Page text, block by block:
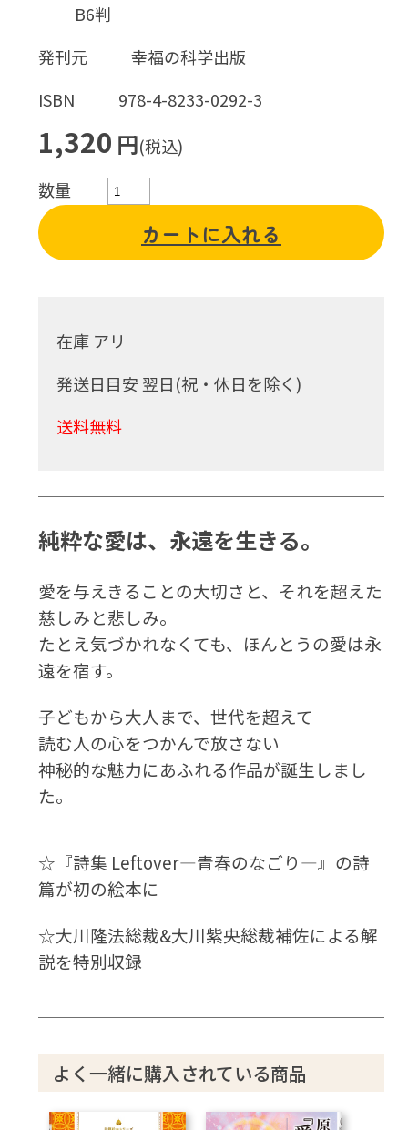
B6判
発刊元
幸福の科学出版
ISBN
978-4-8233-0292-3
1,320 円(税込)
数量
カートに入れる
在庫 アリ
発送日目安 翌日(祝・休日を除く)
送料無料
純粋な愛は、永遠を生きる。
愛を与えきることの大切さと、それを超えた
慈しみと悲しみ。
たとえ気づかれなくても、ほんとうの愛は永
遠を宿す。
子どもから大人まで、世代を超えて
読む人の心をつかんで放さない
神秘的な魅力にあふれる作品が誕生しまし
た。
☆『詩集 Leftover―青春のなごり―』の詩
篇が初の絵本に
☆大川隆法総裁&大川紫央総裁補佐による解
説を特別収録
よく一緒に購入されている商品